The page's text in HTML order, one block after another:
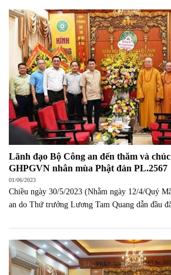
Lãnh đạo Bộ Công an đến thăm và
GHPGVN nhân mùa Phật đản PL.2567
01/06/2023
Chiều ngày 30/5/2023 (Nhằm ngày 12/4/Quý
an do Thứ trưởng Lương Tam Quang dẫn đầu